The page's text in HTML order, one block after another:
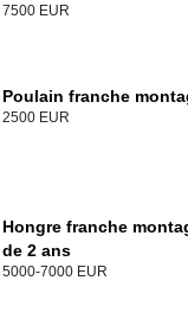
7500 EUR
Poulain franche
2500 EUR
Hongre franche
de 2 ans
5000-7000 EUR